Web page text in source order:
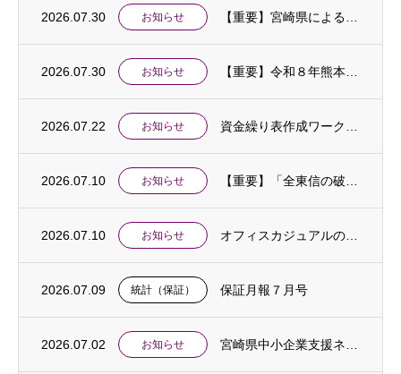
2026.07.30 お知らせ
2026.07.30 お知らせ
2026.07.22 お知らせ
2026.07.10 お知らせ
2026.07.10 お知らせ
2026.07.09 統計（保証） 保証月報７月号
2026.07.02 お知らせ